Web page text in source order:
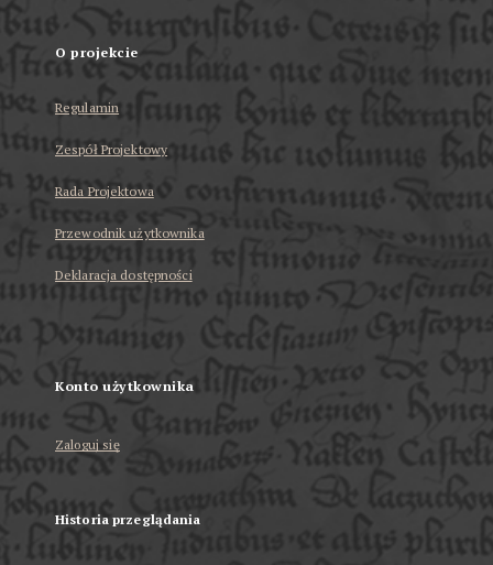
O projekcie
Regulamin
Zespół Projektowy
Rada Projektowa
Przewodnik użytkownika
Deklaracja dostępności
Konto użytkownika
Zaloguj się
Historia przeglądania